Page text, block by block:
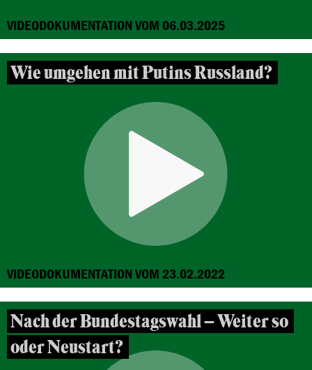
VIDEODOKUMENTATION VOM 06.03.2025
Wie umgehen mit Putins Russland?
VIDEODOKUMENTATION VOM 23.02.2022
Nach der Bundestagswahl – Weiter so
oder Neustart?